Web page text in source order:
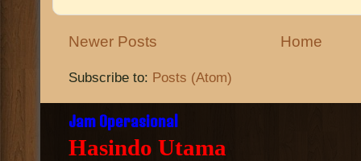
Newer Posts Home
Subscribe to: Posts (Atom)
Jam Operasional
Hasindo Utama